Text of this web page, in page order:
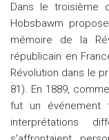
Dans le troisième
Hobsbawm
mémoire de la
républicain en
Révolution dans le
81). En 1889,
fut un événement
interprétations